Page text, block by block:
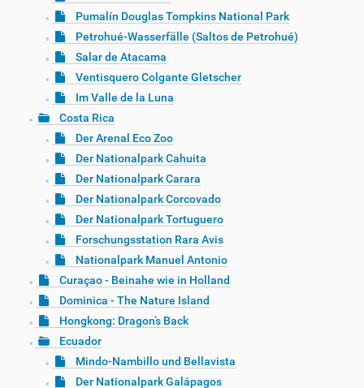
Pumalín Douglas Tompkins National Park
Petrohué-Wasserfälle (Saltos de Petrohué)
Salar de Atacama
Ventisquero Colgante Gletscher
Im Valle de la Luna
Costa Rica
Der Arenal Eco Zoo
Der Nationalpark Cahuita
Der Nationalpark Carara
Der Nationalpark Corcovado
Der Nationalpark Tortuguero
Forschungsstation Rara Avis
Nationalpark Manuel Antonio
Curaçao - Beinahe wie in Holland
Dominica - The Nature Island
Hongkong: Dragon’s Back
Ecuador
Mindo-Nambillo und Bellavista
Der Nationalpark Galápagos